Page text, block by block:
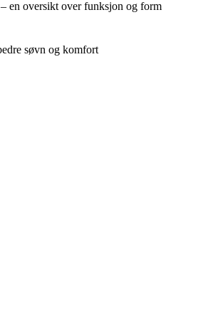
en oversikt over funksjon og form
søvn og komfort